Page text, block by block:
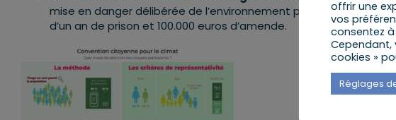
mise en danger délibérée de l’environnement par des violations
d’un an de prison et 100.000 euros d’amende.
offrir une
vos
consentez à
Cependant,
cookies »
Réglages